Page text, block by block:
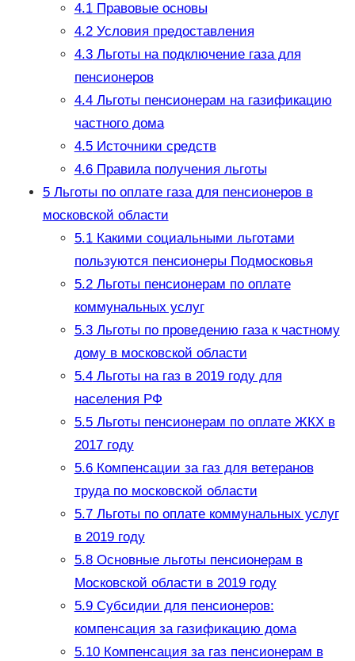
4.1Правовые основы
4.2Условия предоставления
4.3Льготы на подключение газа для
пенсионеров
4.4Льготы пенсионерам на газификацию
частного дома
4.5Источники средств
4.6Правила получения льготы
5Льготы по оплате газа для пенсионеров в
московской области
5.1Какими социальными льготами
пользуются пенсионеры Подмосковья
5.2Льготы пенсионерам по оплате
коммунальных услуг
5.3Льготы по проведению газа к частному
дому в московской области
5.4Льготы на газ в 2019 году для
населения РФ
5.5Льготы пенсионерам по оплате ЖКХ в
2017 году
5.6Компенсации за газ для ветеранов
труда по московской области
5.7Льготы по оплате коммунальных услуг
в 2019 году
5.8Основные льготы пенсионерам в
Московской области в 2019 году
5.9Субсидии для пенсионеров:
компенсация за газификацию дома
5.10Компенсация за газ пенсионерам в